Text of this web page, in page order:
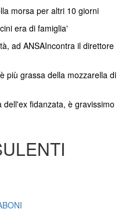
morsa per altri 10 giorni
era di famiglia'
ad ANSAIncontra il direttore
più grassa della mozzarella di
fidanzata, è gravissimo